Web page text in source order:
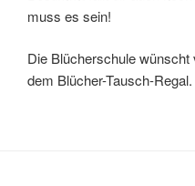
muss es sein!
Die Blücherschule
dem Blücher-Tausch-Regal.